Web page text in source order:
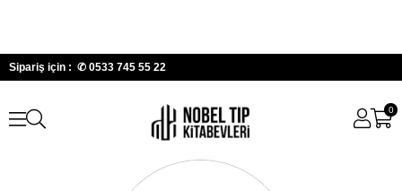
Sipariş için : ✆ 0533 745 55 22
0